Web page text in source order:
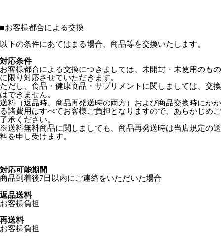
■お客様都合による交換
以下の条件にあてはまる場合、商品等を交換いたします。
対応条件
お客様都合による交換につきましては、未開封・未使用のもの
に限り対応させていただきます。
ただし、食品・健康食品・サプリメントに関しましては、交換
はできません。
送料（返品時、商品再発送時の両方）および商品交換時にかか
る諸費用はすべてお客様ご負担となりますので、あらかじめご
了承ください。
※送料無料商品に関しましても、商品再発送時は当店規定の送
料を申し受けます。
対応可能期間
商品到着後7日以内にご連絡をいただいた場合
返品送料
お客様負担
再送料
お客様負担